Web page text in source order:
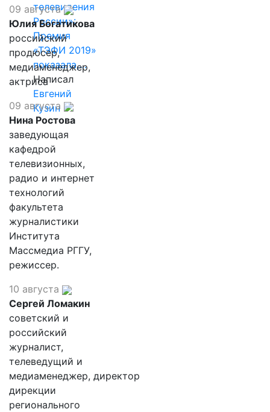
телевидения
России»:
Премия
«ТЭФИ 2019»
показала,…
Написал
Евгений
Кузин
09 августа
Юлия Богатикова
российский
продюсер,
медиаменеджер,
актриса
09 августа
Нина Ростова
заведующая
кафедрой
телевизионных,
радио и интернет
технологий
факультета
журналистики
Института
Массмедиа РГГУ,
режиссер.
10 августа
Сергей Ломакин
советский и
российский
журналист,
телеведущий и
медиаменеджер, директор
дирекции
регионального